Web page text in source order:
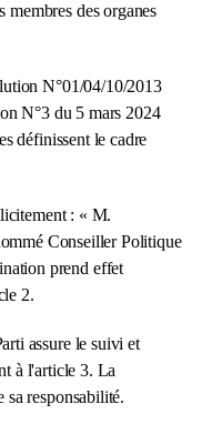
membres des organes
N°01/04/10/2013
N°3 du 5 mars 2024
définissent le cadre
: « M.
Conseiller Politique
prend effet
2.
assure le suivi et
à l'article 3. La
responsabilité.